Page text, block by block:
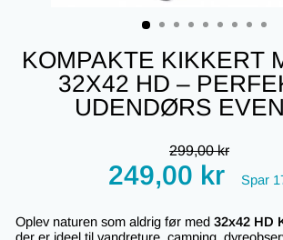
KOMPAKTE KIKKERT
32X42 HD –
UDENDØRS
Regular
price
299,00 kr
Tilbudspris
249,00 kr Spar
Oplev naturen som aldrig før med 32x42 HD